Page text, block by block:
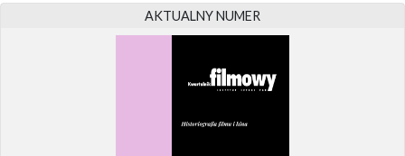
AKTUALNY NUMER